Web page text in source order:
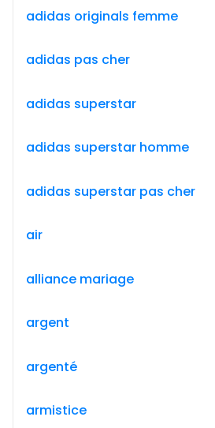
adidas originals femme
adidas pas cher
adidas superstar
adidas superstar homme
adidas superstar pas cher
air
alliance mariage
argent
argenté
armistice